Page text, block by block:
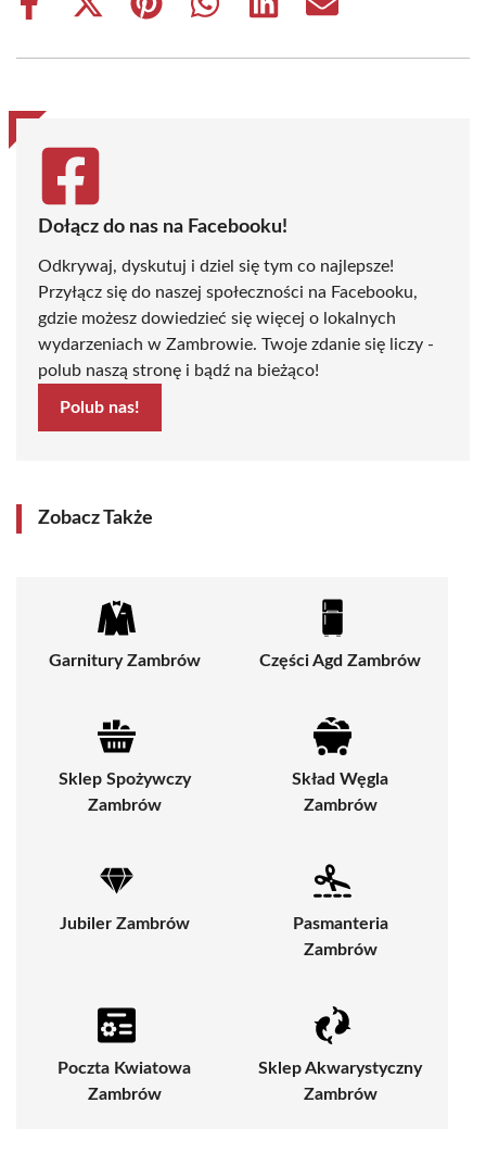
Share
Share
(Twitter)
Share
Share
Share
Share
Dołącz do nas na Facebooku!
Odkrywaj, dyskutuj i dziel się tym co najlepsze!
Przyłącz się do naszej społeczności na Facebooku,
gdzie możesz dowiedzieć się więcej o lokalnych
wydarzeniach w Zambrowie. Twoje zdanie się liczy -
polub naszą stronę i bądź na bieżąco!
Polub nas!
Zobacz Także
Garnitury Zambrów Części Agd Zambrów
Sklep Spożywczy
Zambrów
Skład Węgla
Zambrów
Jubiler Zambrów
Pasmanteria
Zambrów
Poczta Kwiatowa
Zambrów
Sklep Akwarystyczny
Zambrów